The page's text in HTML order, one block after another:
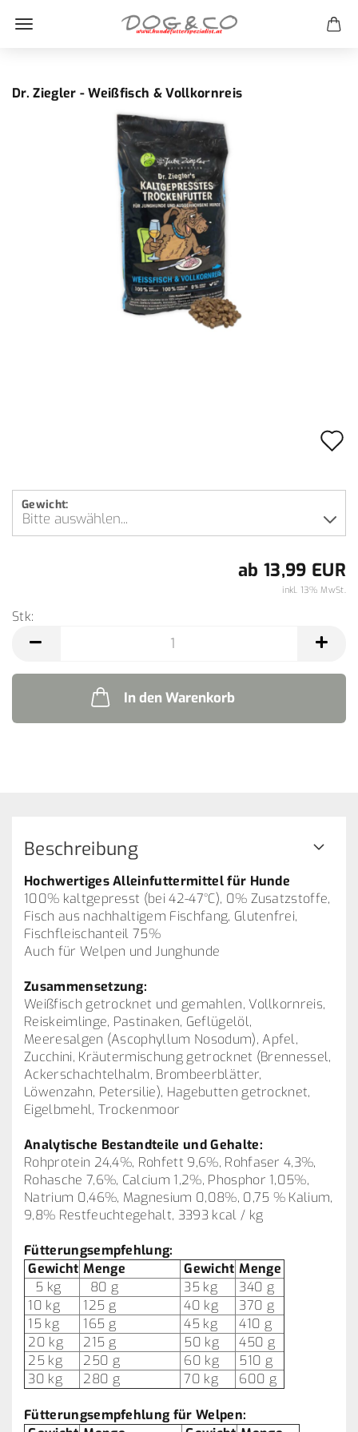
Dr. Ziegler - Weißfisch & Vollkornreis
Gewicht:
ab 13,99 EUR
inkl. 13% MwSt.
Stk:
In den Warenkorb
Beschreibung
Hochwertiges Alleinfuttermittel für Hunde
100% kaltgepresst (bei 42-47°C), 0% Zusatzstoffe,
Fisch aus nachhaltigem Fischfang, Glutenfrei,
Fischfleischanteil 75%
Auch für Welpen und Junghunde
Zusammensetzung:
Weißfisch getrocknet und gemahlen, Vollkornreis,
Reiskeimlinge, Pastinaken, Geflügelöl,
Meeresalgen (Ascophyllum Nosodum), Apfel,
Zucchini, Kräutermischung getrocknet (Brennessel,
Ackerschachtelhalm, Brombeerblätter,
Löwenzahn, Petersilie), Hagebutten getrocknet,
Eigelbmehl, Trockenmoor
Analytische Bestandteile und Gehalte:
Rohprotein 24,4%, Rohfett 9,6%, Rohfaser 4,3%,
Rohasche 7,6%, Calcium 1,2%, Phosphor 1,05%,
Natrium 0,46%, Magnesium 0,08%, 0,75 % Kalium,
9,8% Restfeuchtegehalt, 3393 kcal / kg
Fütterungsempfehlung:
Gewicht Menge Gewicht Menge
5 kg
80 g 35 kg
340 g
10 kg
125 g 40 kg
370 g
15 kg
165 g 45 kg
410 g
20 kg
215 g 50 kg
450 g
25 kg
250 g 60 kg
510 g
30 kg
280 g 70 kg 600 g
Fütterungsempfehlung für Welpen: